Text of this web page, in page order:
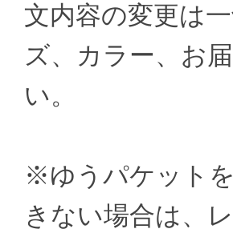
文内容の変更は
ズ、カラー、お
い。
※ゆうパケット
きない場合は、